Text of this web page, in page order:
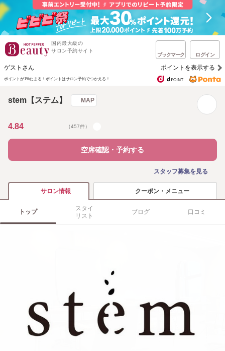
国内最大級の
サロン予約サイト
ブックマーク ログイン
ゲストさん ポイントを表示する
ポイントが1%たまる！ ポイントはサロン予約でつかえる！
stem【ステム】 MAP
4.84 （457件）
空席確認・予約する
スタッフ募集を見る
サロン情報 クーポン・メニュー
トップ
スタイ
リスト
ブログ 口コミ